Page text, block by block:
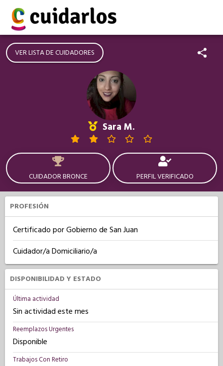
VER LISTA DE CUIDADORES
Sara M.
CUIDADOR BRONCE PERFIL VERIFICADO
PROFESIÓN
Certificado por Gobierno de San Juan
Cuidador/a Domiciliario/a
DISPONIBILIDAD Y ESTADO
Última actividad
Sin actividad este mes
Reemplazos Urgentes
Disponible
Trabajos Con Retiro